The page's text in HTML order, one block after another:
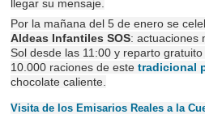
llegar su mensaje.
Por la mañana del 5 de enero se
Aldeas Infantiles SOS: actuaciones
Sol desde las 11:00 y reparto
10.000 raciones de este tradicional
chocolate caliente.
Visita de los Emisarios Reales a la